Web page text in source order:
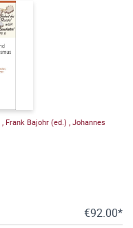
Frank Bajohr (ed.) Johannes
€92.00*